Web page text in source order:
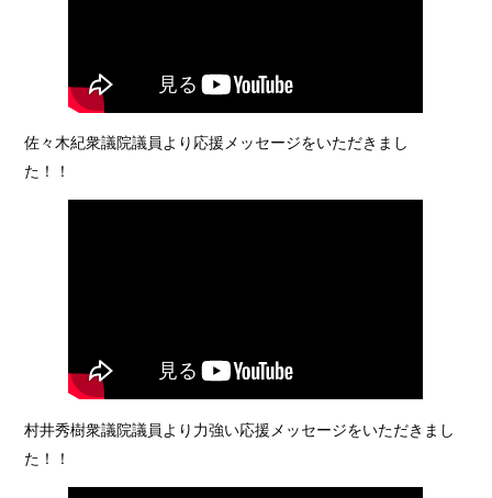
佐々木紀衆議院議員より応援メッセージをいただきまし
た！！
村井秀樹衆議院議員より力強い応援メッセージをいただきまし
た！！